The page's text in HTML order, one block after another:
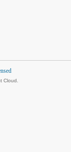
Cloud.